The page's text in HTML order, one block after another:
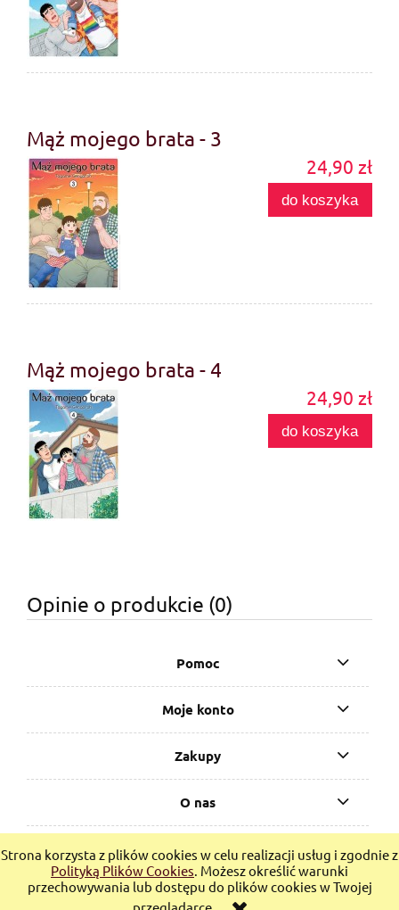
Strona korzysta z plików cookies w celu realizacji usług i zgodnie z
Polityką Plików Cookies. Możesz określić warunki
przechowywania lub dostępu do plików cookies w Twojej
Mąż mojego brata - 3
24,90 zł
do koszyka
Mąż mojego brata - 4
24,90 zł
do koszyka
Opinie o produkcie (0)
Pomoc
Moje konto
Zakupy
O nas
LGBTQ+
pokaż pełną wersję strony